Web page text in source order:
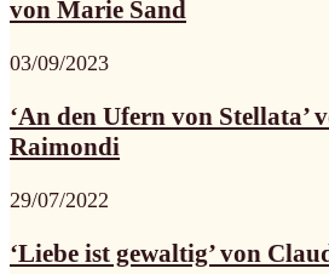
von Marie Sand
03/09/2023
‘An den Ufern von Stellata’
Raimondi
29/07/2022
‘Liebe ist gewaltig’ von